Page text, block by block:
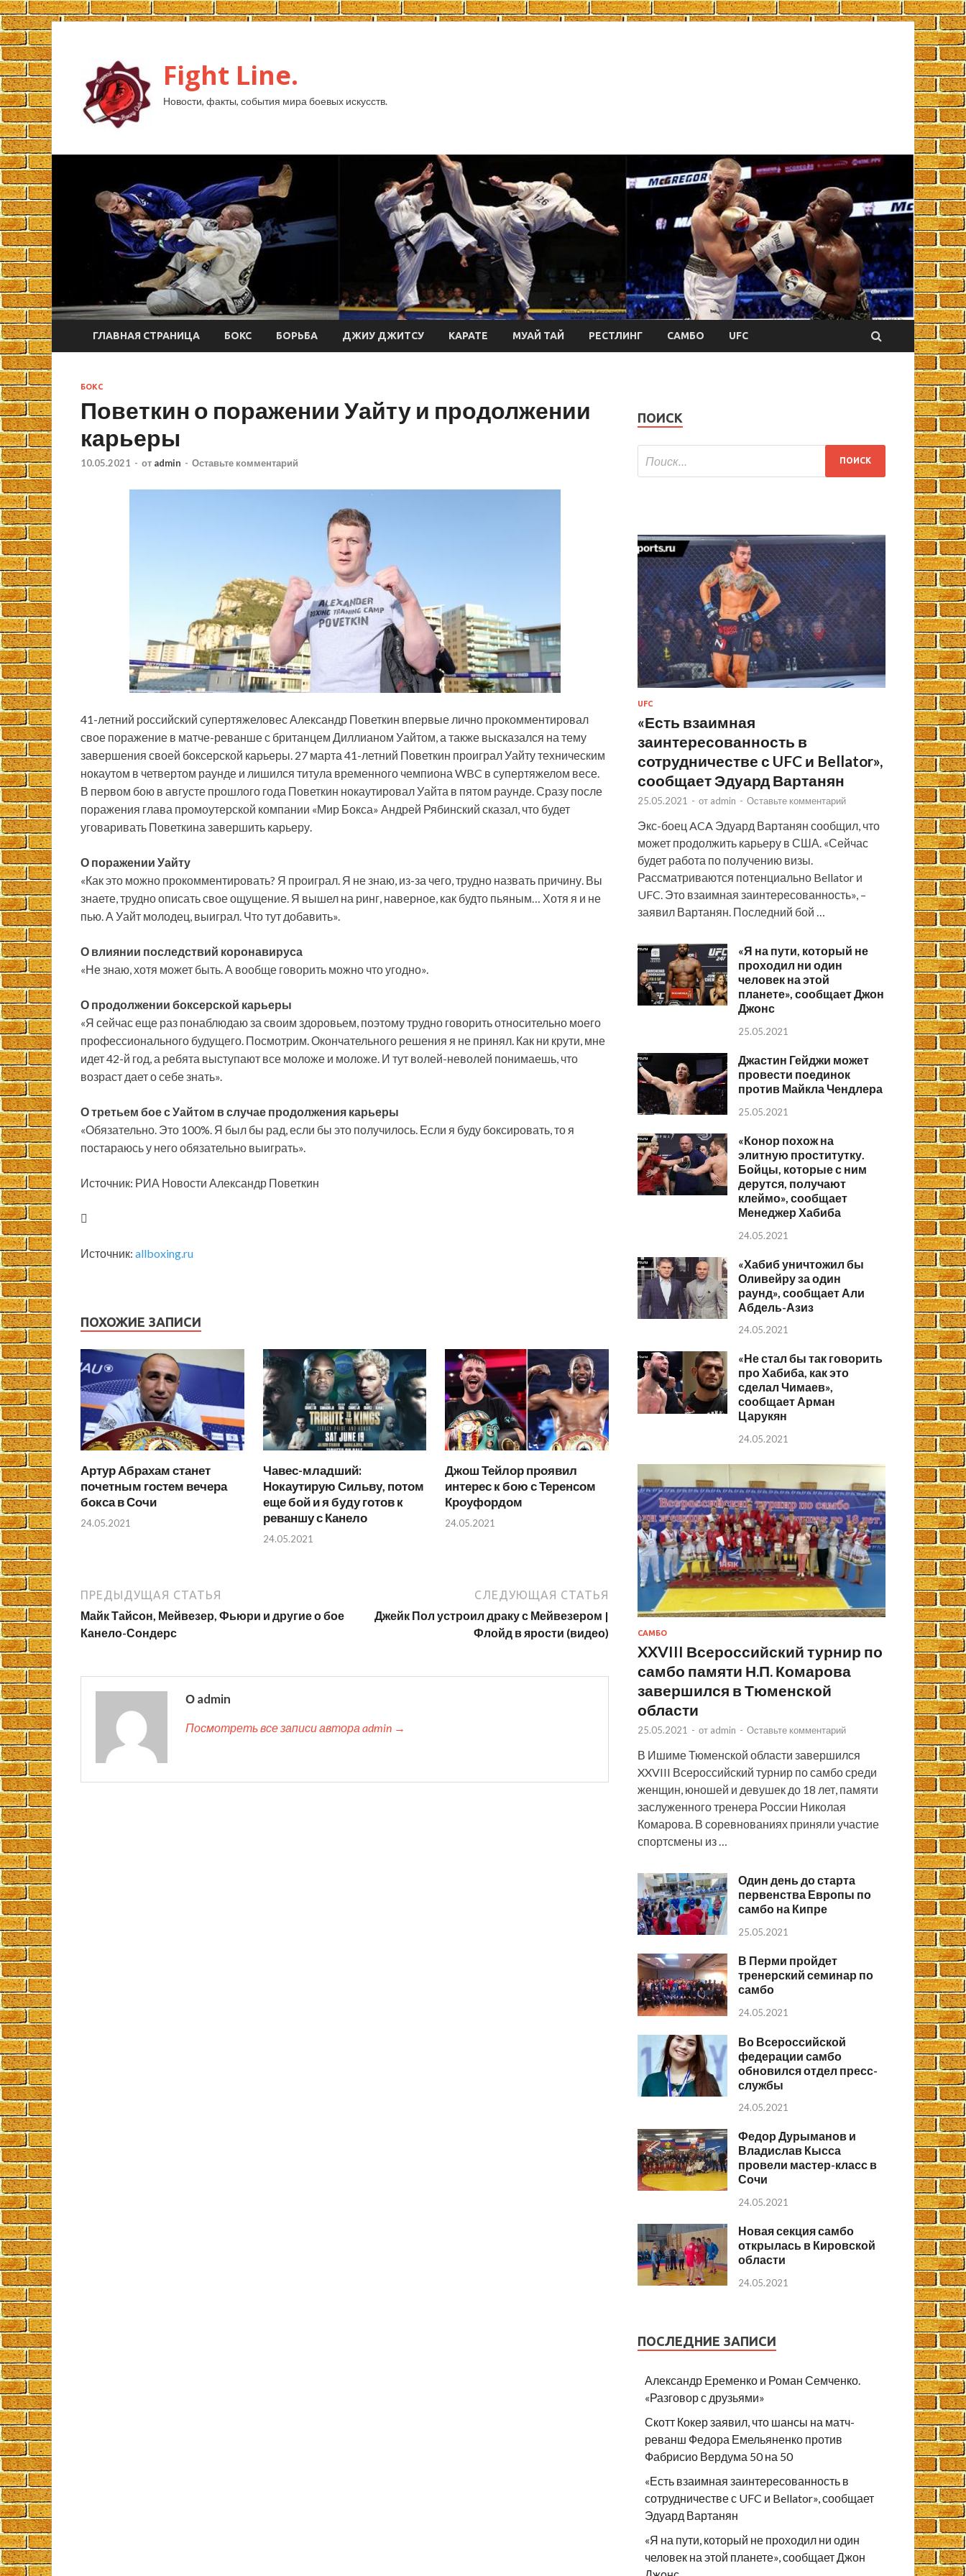
Fight Line.
Новости, факты, события мира боевых искусств.
ГЛАВНАЯ СТРАНИЦА БОКС БОРЬБА ДЖИУ ДЖИТСУ КАРАТЕ МУАЙ ТАЙ РЕСТЛИНГ САМБО UFC
БОКС
Поветкин о поражении Уайту и продолжении
карьеры
10.05.2021 - от admin - Оставьте комментарий
41-летний российский супертяжеловес Александр Поветкин впервые лично прокомментировал
свое поражение в матче-реванше с британцем Диллианом Уайтом, а также высказался на тему
завершения своей боксерской карьеры. 27 марта 41-летний Поветкин проиграл Уайту техническим
нокаутом в четвертом раунде и лишился титула временного чемпиона WBC в супертяжелом весе.
В первом бою в августе прошлого года Поветкин нокаутировал Уайта в пятом раунде. Сразу после
поражения глава промоутерской компании «Мир Бокса» Андрей Рябинский сказал, что будет
уговаривать Поветкина завершить карьеру.
О поражении Уайту
«Как это можно прокомментировать? Я проиграл. Я не знаю, из-за чего, трудно назвать причину. Вы
знаете, трудно описать свое ощущение. Я вышел на ринг, наверное, как будто пьяным… Хотя я и не
пью. А Уайт молодец, выиграл. Что тут добавить».
О влиянии последствий коронавируса
«Не знаю, хотя может быть. А вообще говорить можно что угодно».
О продолжении боксерской карьеры
«Я сейчас еще раз понаблюдаю за своим здоровьем, поэтому трудно говорить относительно моего
профессионального будущего. Посмотрим. Окончательного решения я не принял. Как ни крути, мне
идет 42-й год, а ребята выступают все моложе и моложе. И тут волей-неволей понимаешь, что
возраст дает о себе знать».
О третьем бое с Уайтом в случае продолжения карьеры
«Обязательно. Это 100%. Я был бы рад, если бы это получилось. Если я буду боксировать, то я
постараюсь у него обязательно выиграть».
Источник: РИА Новости Александр Поветкин
Источник: allboxing.ru
ПОХОЖИЕ ЗАПИСИ
Артур Абрахам станет
почетным гостем вечера
бокса в Сочи
24.05.2021
Чавес-младший:
Нокаутирую Сильву, потом
еще бой и я буду готов к
реваншу с Канело
24.05.2021
Джош Тейлор проявил
интерес к бою с Теренсом
Кроуфордом
24.05.2021
ПРЕДЫДУЩАЯ СТАТЬЯ
Майк Тайсон, Мейвезер, Фьюри и другие о бое
Канело-Сондерс
СЛЕДУЮЩАЯ СТАТЬЯ
Джейк Пол устроил драку с Мейвезером |
Флойд в ярости (видео)
О admin
Посмотреть все записи автора admin →
ПОИСК
UFC
«Есть взаимная
заинтересованность в
сотрудничестве с UFC и Bellator»,
сообщает Эдуард Вартанян
25.05.2021 - от admin - Оставьте комментарий
Экс-боец ACA Эдуард Вартанян сообщил, что
может продолжить карьеру в США. «Сейчас
будет работа по получению визы.
Рассматриваются потенциально Bellator и
UFC. Это взаимная заинтересованность», –
заявил Вартанян. Последний бой …
«Я на пути, который не
проходил ни один
человек на этой
планете», сообщает Джон
Джонс
25.05.2021
Джастин Гейджи может
провести поединок
против Майкла Чендлера
25.05.2021
«Конор похож на
элитную проститутку.
Бойцы, которые с ним
дерутся, получают
клеймо», сообщает
Менеджер Хабиба
24.05.2021
«Хабиб уничтожил бы
Оливейру за один
раунд», сообщает Али
Абдель-Азиз
24.05.2021
«Не стал бы так говорить
про Хабиба, как это
сделал Чимаев»,
сообщает Арман
Царукян
24.05.2021
САМБО
XXVIII Всероссийский турнир по
самбо памяти Н.П. Комарова
завершился в Тюменской
области
25.05.2021 - от admin - Оставьте комментарий
В Ишиме Тюменской области завершился
XXVIII Всероссийский турнир по самбо среди
женщин, юношей и девушек до 18 лет, памяти
заслуженного тренера России Николая
Комарова. В соревнованиях приняли участие
спортсмены из …
Один день до старта
первенства Европы по
самбо на Кипре
25.05.2021
В Перми пройдет
тренерский семинар по
самбо
24.05.2021
Во Всероссийской
федерации самбо
обновился отдел пресс-
службы
24.05.2021
Федор Дурыманов и
Владислав Кысса
провели мастер-класс в
Сочи
24.05.2021
Новая секция самбо
открылась в Кировской
области
24.05.2021
ПОСЛЕДНИЕ ЗАПИСИ
Александр Еременко и Роман Семченко.
«Разговор с друзьями»
Скотт Кокер заявил, что шансы на матч-
реванш Федора Емельяненко против
Фабрисио Вердума 50 на 50
«Есть взаимная заинтересованность в
сотрудничестве с UFC и Bellator», сообщает
Эдуард Вартанян
«Я на пути, который не проходил ни один
человек на этой планете», сообщает Джон